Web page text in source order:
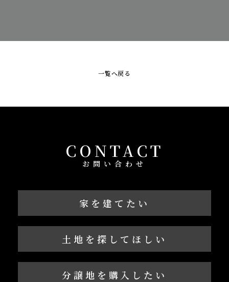
一覧へ戻る
CONTACT
お問い合わせ
家を建てたい
土地を探してほしい
分譲地を購入したい